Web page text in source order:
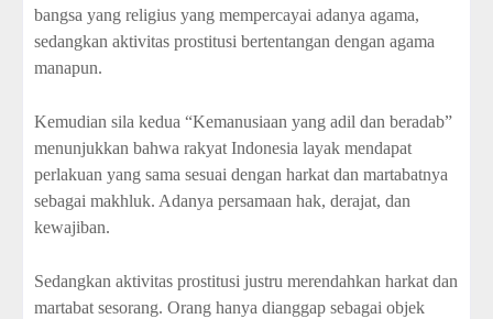
bangsa yang religius yang mempercayai adanya agama,
sedangkan aktivitas prostitusi bertentangan dengan agama
manapun.
Kemudian sila kedua “Kemanusiaan yang adil dan beradab”
menunjukkan bahwa rakyat Indonesia layak mendapat
perlakuan yang sama sesuai dengan harkat dan martabatnya
sebagai makhluk. Adanya persamaan hak, derajat, dan
kewajiban.
Sedangkan aktivitas prostitusi justru merendahkan harkat dan
martabat sesorang. Orang hanya dianggap sebagai objek